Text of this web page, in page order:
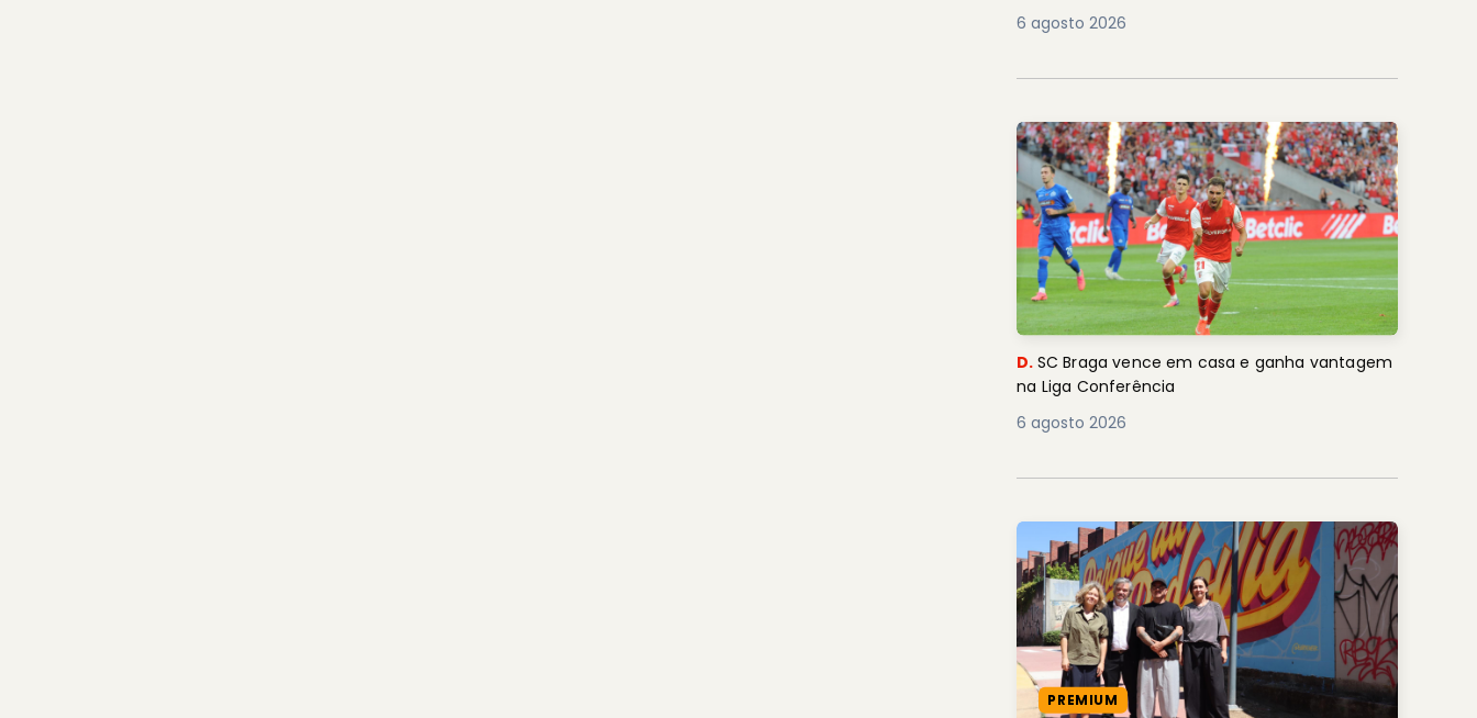
6 agosto 2026
D. SC Braga vence em casa e ganha vantagem
na Liga Conferência
6 agosto 2026
PREMIUM